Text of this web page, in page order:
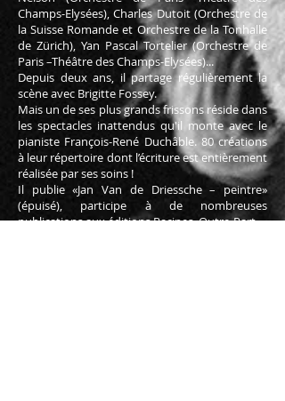
Champs-Elysées), Charles Dutoit (Orchestre de
la Suisse Romande et Orchestre de la Tonhalle
de Zürich), Yan Pascal Tortelier (Orchestre de
Paris –Théâtre des Champs-Elysées)...
Depuis deux ans, il partage régulièrement la
scène avec Brigitte Fossey.
Mais un de ses plus grands frissons réside dans
les spectacles inattendus qu'il monte avec le
pianiste François-René Duchâble. 80 créations
à leur répertoire dont l’écriture est entièrement
réalisée par ses soins !
Il publie «Jan Van de Driessche – peintre»
(épuisé), participe à de nombreuses
publications aux éditions Racines, Outre-Part,...